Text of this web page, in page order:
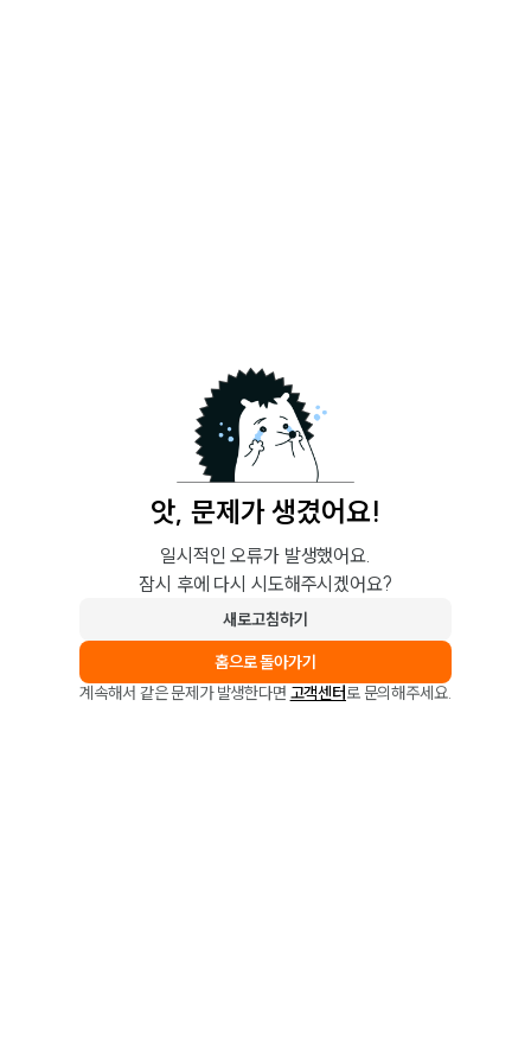
앗, 문제가 생겼어요!
일시적인 오류가 발생했어요.
잠시 후에 다시 시도해주시겠어요?
새로고침하기
홈으로 돌아가기
계속해서 같은 문제가 발생한다면 고객센터로 문의해주세요.